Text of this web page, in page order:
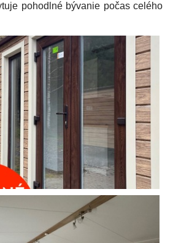
pohodlné bývanie počas celého